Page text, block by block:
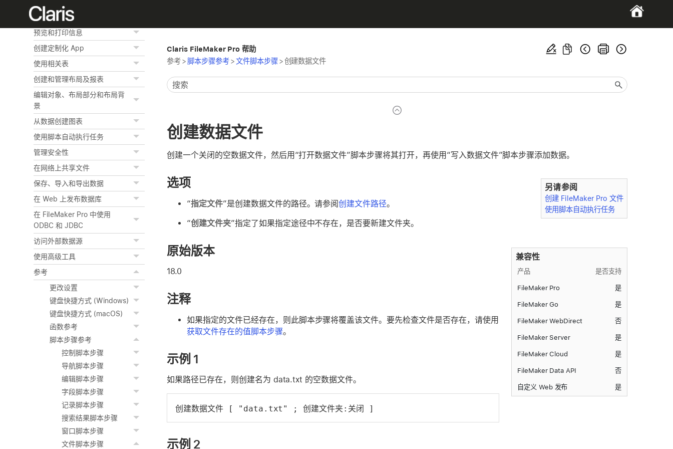
对记录排序
预览和打印信息
创建定制化 App
使用相关表
创建和管理布局及报表
编辑对象、布局部分和布局背
景
从数据创建图表
使用脚本自动执行任务
管理安全性
在网络上共享文件
保存、导入和导出数据
在 Web 上发布数据库
在 FileMaker Pro 中使用
ODBC 和 JDBC
访问外部数据源
使用高级工具
参考
更改设置
键盘快捷方式 (Windows)
键盘快捷方式 (macOS)
函数参考
脚本步骤参考
控制脚本步骤
导航脚本步骤
编辑脚本步骤
字段脚本步骤
记录脚本步骤
搜索结果脚本步骤
窗口脚本步骤
文件脚本步骤
Claris FileMaker Pro 帮助
参考> 脚本步骤参考>文件脚本步骤 >创建数据文件
创建数据文件
创建一个关闭的空数据文件，然后用“打开数据文件”脚本步骤将其打开，再使用“写入数据文件”脚本步骤添加数据。
另请参阅
创建 FileMaker Pro 文件
使用脚本自动执行任务
选项
“指定文件”是创建数据文件的路径。请参阅创建文件路径。
“创建文件夹”指定了如果指定途径中不存在，是否要新建文件夹。
兼容性
产品 是否支持
FileMaker Pro 是
FileMaker Go 是
FileMaker WebDirect 否
FileMaker Server 是
FileMaker Cloud 是
FileMaker Data API 否
自定义 Web 发布 是
原始版本
18.0
注释
如果指定的文件已经存在，则此脚本步骤将覆盖该文件。要先检查文件是否存在，请使用
获取文件存在的值脚本步骤。
示例 1
如果路径已存在，则创建名为 data.txt 的空数据文件。
创建数据文件 [ "data.txt" ; 创建文件夹:关闭 ]
示例 2